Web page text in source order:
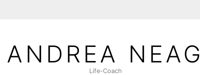
ANDREA NEAG
Life-Coach